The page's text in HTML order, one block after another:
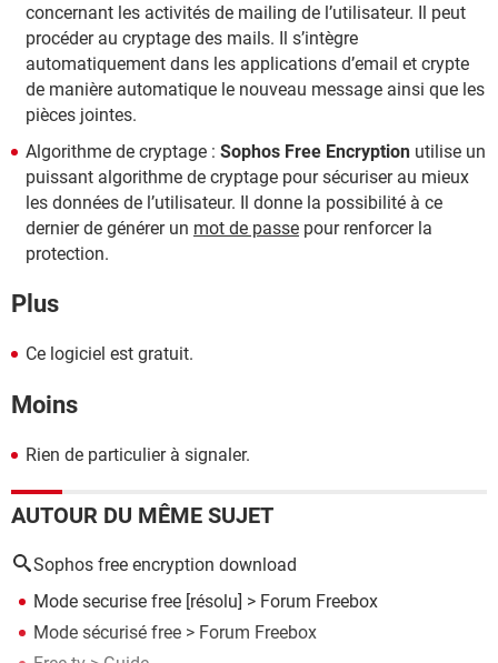
concernant les activités de mailing de l’utilisateur. Il peut
procéder au cryptage des mails. Il s’intègre
automatiquement dans les applications d’email et crypte
de manière automatique le nouveau message ainsi que les
pièces jointes.
Algorithme de cryptage : Sophos Free Encryption utilise un
puissant algorithme de cryptage pour sécuriser au mieux
les données de l’utilisateur. Il donne la possibilité à ce
dernier de générer un mot de passe pour renforcer la
protection.
Plus
Ce logiciel est gratuit.
Moins
Rien de particulier à signaler.
AUTOUR DU MÊME SUJET
Sophos free encryption download
Mode securise free [résolu] > Forum Freebox
Mode sécurisé free > Forum Freebox